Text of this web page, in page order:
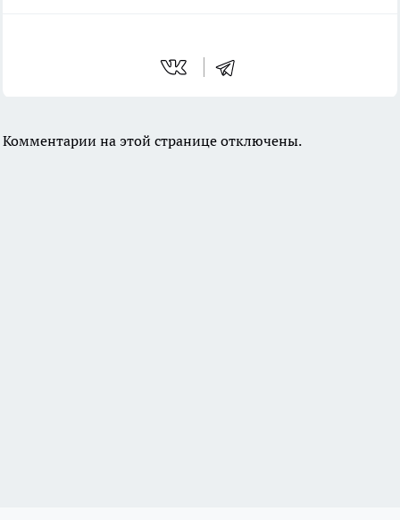
Комментарии на этой странице отключены.